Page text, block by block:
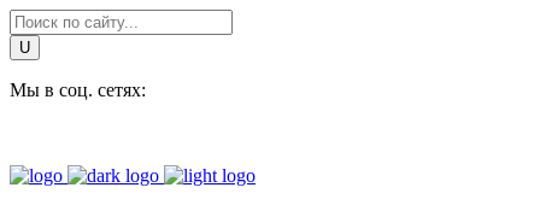
Мы в соц. сетях: